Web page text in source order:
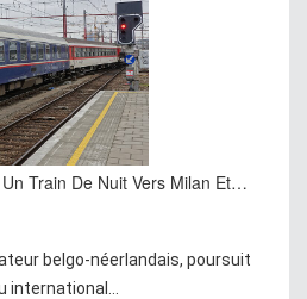
Train De Nuit Vers Milan Et…
belgo-néerlandais, poursuit
international...